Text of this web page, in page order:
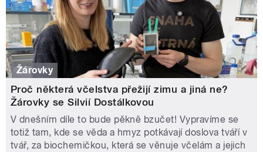
Žárovky
Proč některá včelstva přežijí zimu a jiná ne?
Žárovky se Silvií Dostálkovou
V dnešním díle to bude pěkně bzučet! Vypravíme se
totiž tam, kde se věda a hmyz potkávají doslova tváří v
tvář, za biochemičkou, která se věnuje včelám a jejich